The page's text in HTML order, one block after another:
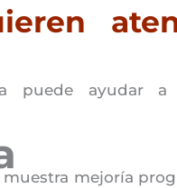
puede ayudar a
mejoría